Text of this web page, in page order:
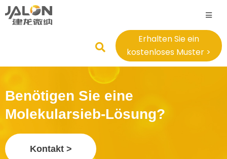
Erhalten Sie ein
kostenloses Muster >
Benötigen Sie eine
Molekularsieb-Lösung?
Kontakt >